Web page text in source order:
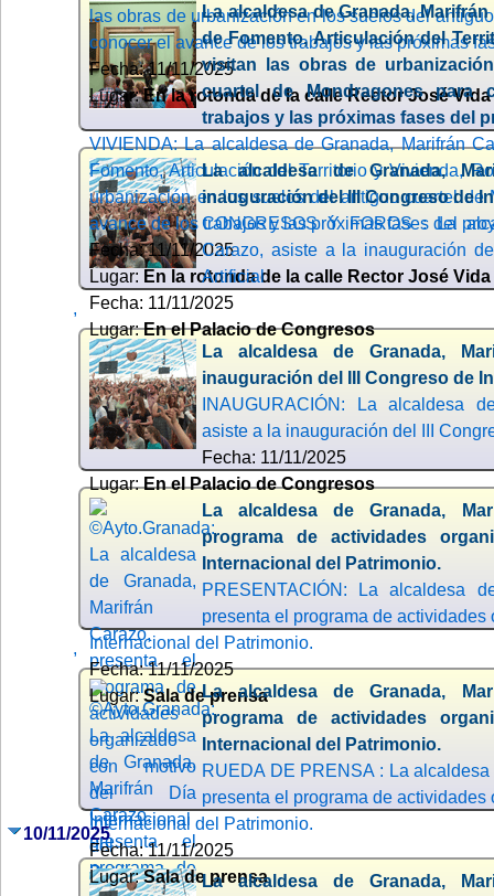
las obras de urbanización en los suelos del
conocer el avance de los trabajos y las próximas
Fecha: 11/11/2025
Lugar:En la rotonda de la calle Rector José Vida
La alcaldesa de Granada,
de Fomento, Articulación del
visitan las obras de
cuartel de Mondragones para
trabajos y las próximas fases del
VIVIENDA: La alcaldesa de Granada, Marifrán
Fomento, Articulación del Territorio y Vivienda,
urbanización en los suelos del antiguo cuartel de
avance de los trabajos y las próximas fases del
Fecha: 11/11/2025
Lugar: En la rotonda de la calle Rector José
La alcaldesa de Granada,
inauguración del III Congreso de
CONGRESOS Y FOROS : La
Carazo, asiste a la inauguración
Artificial
Fecha: 11/11/2025
Lugar:En el Palacio de Congresos
,
La alcaldesa de Granada,
inauguración del III Congreso de
INAUGURACIÓN: La alcaldesa
asiste a la inauguración del III
Fecha: 11/11/2025
Lugar:En el Palacio de Congresos
La alcaldesa de Granada,
programa de actividades
Internacional del Patrimonio.
PRESENTACIÓN: La alcaldesa
presenta el programa de
Internacional del Patrimonio.
Fecha: 11/11/2025
Lugar:Sala de prensa
,
La alcaldesa de Granada,
programa de actividades
Internacional del Patrimonio.
RUEDA DE PRENSA : La
presenta el programa de
Internacional del Patrimonio.
Fecha: 11/11/2025
Lugar:Sala de prensa
10/11/2025
La alcaldesa de Granada,